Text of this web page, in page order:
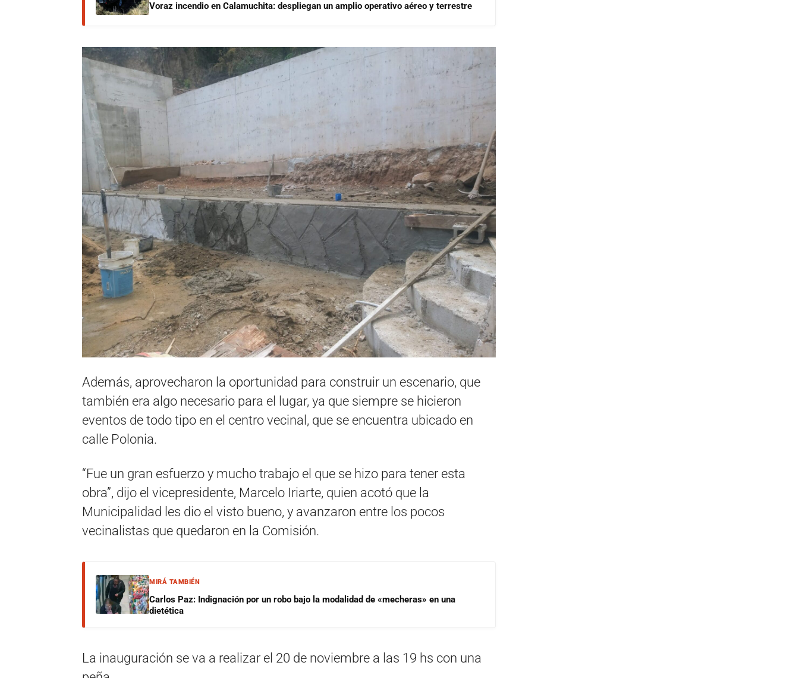
Voraz incendio en Calamuchita: despliegan un amplio operativo aéreo y terrestre
Además, aprovecharon la oportunidad para construir un escenario, que
también era algo necesario para el lugar, ya que siempre se hicieron
eventos de todo tipo en el centro vecinal, que se encuentra ubicado en
calle Polonia.
“Fue un gran esfuerzo y mucho trabajo el que se hizo para tener esta
obra”, dijo el vicepresidente, Marcelo Iriarte, quien acotó que la
Municipalidad les dio el visto bueno, y avanzaron entre los pocos
vecinalistas que quedaron en la Comisión.
MIRÁ TAMBIÉN
Carlos Paz: Indignación por un robo bajo la modalidad de «mecheras» en una
dietética
La inauguración se va a realizar el 20 de noviembre a las 19 hs con una